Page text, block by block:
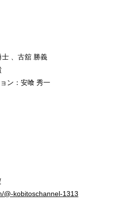
、古舘 勝義
ン：安喰 秀一
@-kobitoschannel-1313